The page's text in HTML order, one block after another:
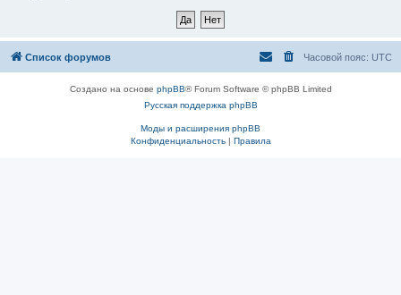
Список форумов Часовой пояс: UTC
Создано на основе phpBB® Forum Software © phpBB Limited
Русская поддержка phpBB
Моды и расширения phpBB
Конфиденциальность| Правила